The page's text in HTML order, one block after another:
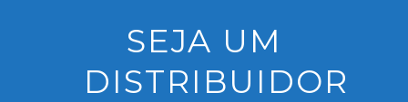
SEJA UM
DISTRIBUIDOR